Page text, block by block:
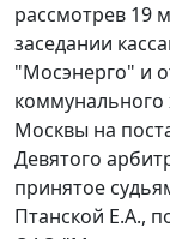
рассмотрев 19
заседании
"Мосэнерго" и
коммунального
Москвы на
Девятого
принятое
Птанской Е.А.,